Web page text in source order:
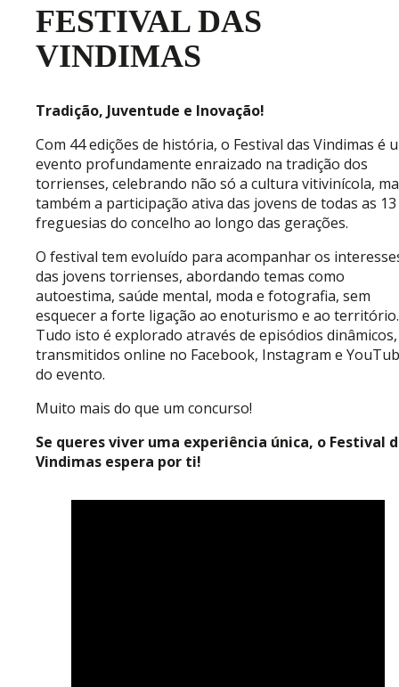
FESTIVAL DAS
VINDIMAS
Tradição, Juventude e Inovação!
Com 44 edições de história, o Festival das Vindimas é
evento profundamente enraizado na tradição dos
torrienses, celebrando não só a cultura vitivinícola,
também a participação ativa das jovens de todas as 13
freguesias do concelho ao longo das gerações.
O festival tem evoluído para acompanhar os
das jovens torrienses, abordando temas como
autoestima, saúde mental, moda e fotografia, sem
esquecer a forte ligação ao enoturismo e ao território.
Tudo isto é explorado através de episódios dinâmicos,
transmitidos online no Facebook, Instagram e
do evento.
Muito mais do que um concurso!
Se queres viver uma experiência única, o Festival
Vindimas espera por ti!